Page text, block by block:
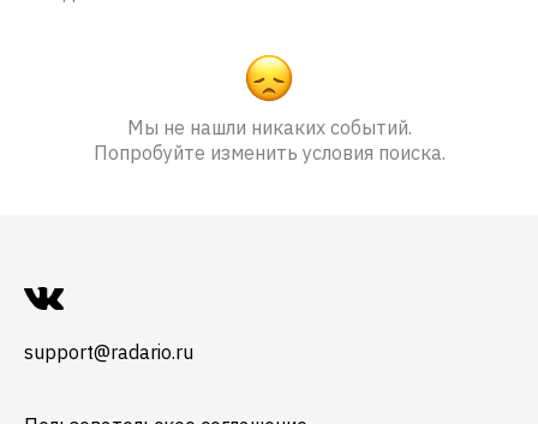
Мы не нашли никаких событий.
Попробуйте изменить условия поиска.
support@radario.ru